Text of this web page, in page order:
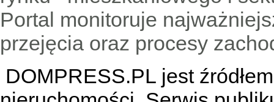
Portal monitoruje
przejęcia oraz procesy
DOMPRESS.PL jest